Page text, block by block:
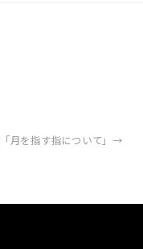
「月を指す指について」→